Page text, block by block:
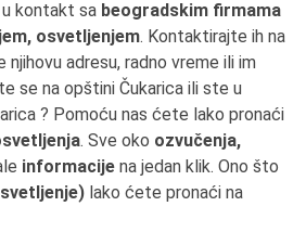
kontakt sa beogradskim firmama
osvetljenjem. Kontaktirajte ih na
adresu, radno vreme ili im
se na opštini Čukarica ili ste u
? Pomoću nas ćete lako pronaći
. Sve oko ozvučenja,
informacije na jedan klik. Ono što
lako ćete pronaći na